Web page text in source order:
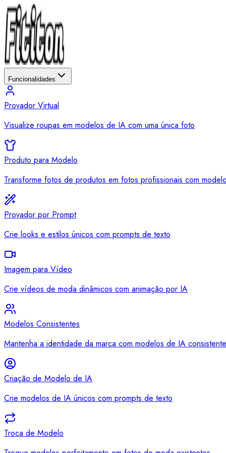
Funcionalidades
Provador Virtual
Visualize roupas em modelos de IA com uma única foto
Produto para Modelo
Transforme fotos de produtos em fotos profissionais com
Provador por Prompt
Crie looks e estilos únicos com prompts de texto
Imagem para Vídeo
Crie vídeos de moda dinâmicos com animação por IA
Modelos Consistentes
Mantenha a identidade da marca com modelos de IA
Criação de Modelo de IA
Crie modelos de IA únicos com prompts de texto
Troca de Modelo